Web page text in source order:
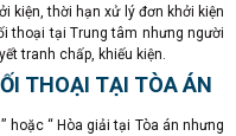
kiện, thời hạn xử lý đơn khởi kiện
thoại tại Trung tâm nhưng người
tranh chấp, khiếu kiện.
THOẠI TẠI TÒA ÁN
hoặc “ Hòa giải tại Tòa án nhưng